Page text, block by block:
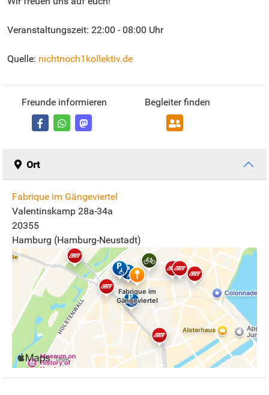
Veranstaltungszeit: 22:00 - 08:00 Uhr
Quelle: nichtnoch1kollektiv.de
Freunde informieren Begleiter finden
Ort
Fabrique im Gängeviertel
Valentinskamp 28a-34a
20355
Hamburg (Hamburg-Neustadt)